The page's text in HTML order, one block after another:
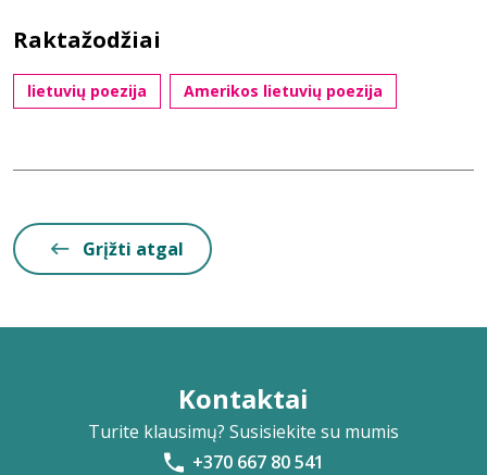
Raktažodžiai
lietuvių poezija Amerikos lietuvių poezija
Grįžti atgal
Kontaktai
Turite klausimų? Susisiekite su mumis
+370 667 80 541